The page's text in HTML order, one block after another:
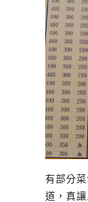
有部分
道，真